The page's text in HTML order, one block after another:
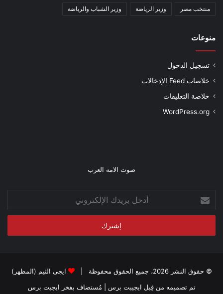
منتخب مصر وزير الرياضة وزير الشباب والرياضة
منوعات
تسجيل الدخول
خلاصات Feed الإدخالات
خلاصة التعليقات
WordPress.org
صوت الامه العرب
بريدك
الإلكتروني
© حقوق النشر 2026، جميع الحقوق محفوظة |
ايجى الثيم (المظهر)
تم تصميمه من قِبل ايجيبت برس | مُستضاف بفخر ايجبت برس